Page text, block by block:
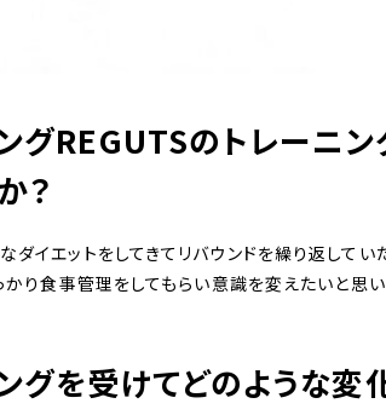
グREGUTSのトレーニン
？
イエットをしてきてリバウンドを繰り返してい
かり食事管理をしてもらい意識を変えたいと思
グを受けてどのような変